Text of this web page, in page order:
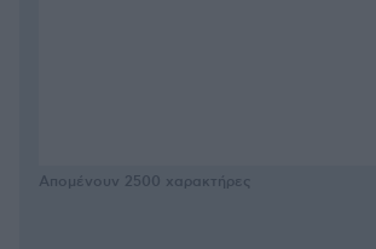
Απομένουν 2500 χαρακτήρες